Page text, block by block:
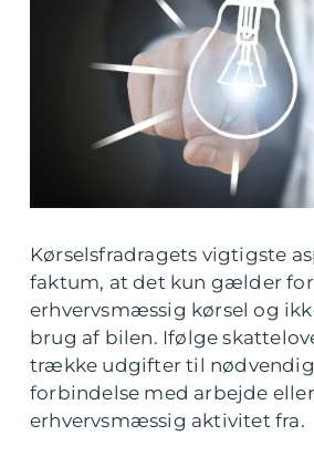
Kørselsfradragets vigtigste
faktum, at det kun gælder for
erhvervsmæssig kørsel og
brug af bilen. Ifølge
trække udgifter til
forbindelse med arbejde eller
erhvervsmæssig aktivitet fra.